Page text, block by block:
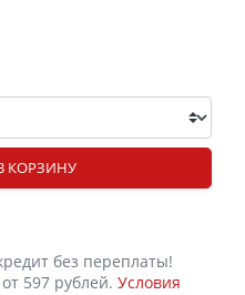
КОРЗИНУ
без переплаты!
597 рублей. Условия